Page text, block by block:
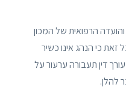
הרפואית של המכון
זאת כי הנהג אינו כשיר
דין תעבורה ערעור על
להלן.